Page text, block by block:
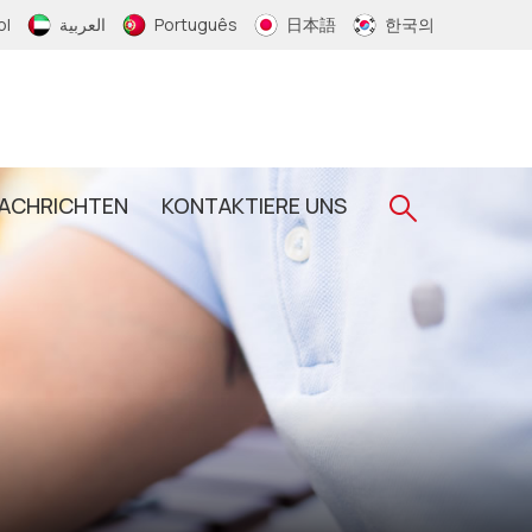
العربية Português 日本語 한국의
KONTAKTIERE UNS